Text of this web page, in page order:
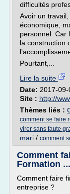
difficultés
Avoir un
économique,
personnel. Car
la construction
Pourtant,...
Lire la suite
Date: 2017-
Site : http://
Thèmes liés :
comment se faire
virer sans faute
mari / comment
Comment
Formation ...
Comment faire
entreprise ?